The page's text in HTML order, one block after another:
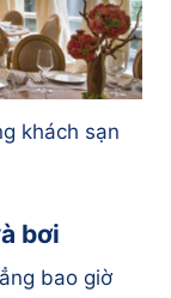
khách sạn
bơi
bao giờ